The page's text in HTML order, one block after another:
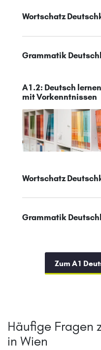
Wortschatz
Grammatik
A1.2: Deutsch
mit Vorkenntnissen
Wortschatz
Grammatik
Zum A1
Häufige Fragen
in Wien